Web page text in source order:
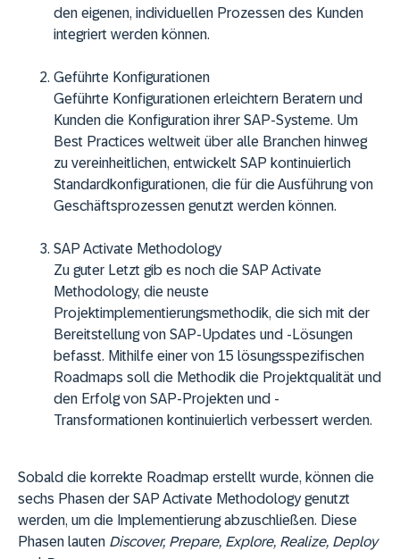
den eigenen, individuellen Prozessen des Kunden
integriert werden können.
Geführte Konfigurationen
Geführte Konfigurationen erleichtern Beratern und
Kunden die Konfiguration ihrer SAP-Systeme. Um
Best Practices weltweit über alle Branchen hinweg
zu vereinheitlichen, entwickelt SAP kontinuierlich
Standardkonfigurationen, die für die Ausführung von
Geschäftsprozessen genutzt werden können.
SAP Activate Methodology
Zu guter Letzt gib es noch die SAP Activate
Methodology, die neuste
Projektimplementierungsmethodik, die sich mit der
Bereitstellung von SAP-Updates und -Lösungen
befasst. Mithilfe einer von 15 lösungsspezifischen
Roadmaps soll die Methodik die Projektqualität und
den Erfolg von SAP-Projekten und -
Transformationen kontinuierlich verbessert werden.
Sobald die korrekte Roadmap erstellt wurde, können die
sechs Phasen der SAP Activate Methodology genutzt
werden, um die Implementierung abzuschließen. Diese
Phasen lauten Discover, Prepare, Explore, Realize, Deploy